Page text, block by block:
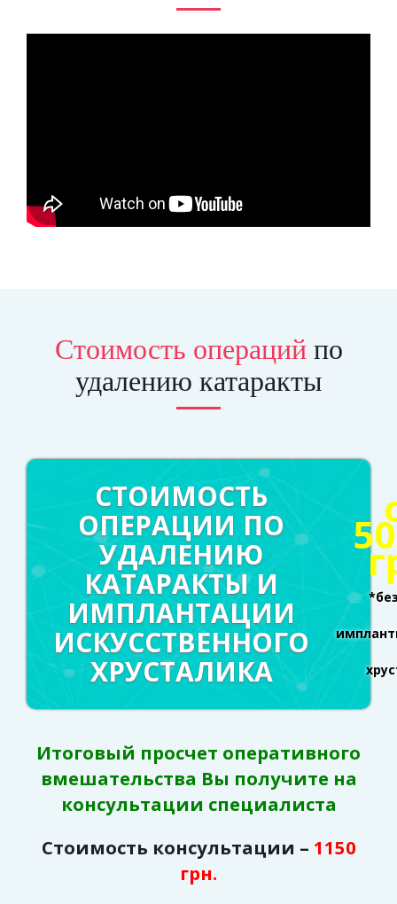
Стоимость операцийпо
удалению катаракты
СТОИМОСТЬ
ОПЕРАЦИИ ПО
УДАЛЕНИЮ
КАТАРАКТЫ И
ИМПЛАНТАЦИИ
ИСКУССТВЕННОГО
ХРУСТАЛИКА
Итоговый просчет оперативного
вмешательства Вы получите на
консультации специалиста
Стоимость консультации – 1150
грн.